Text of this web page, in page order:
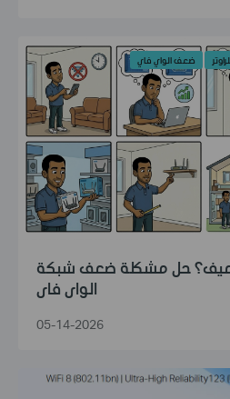
ضعف الواي فاي
حل مشكلة ضعف شبكة
الواي فاي
05-14-2026